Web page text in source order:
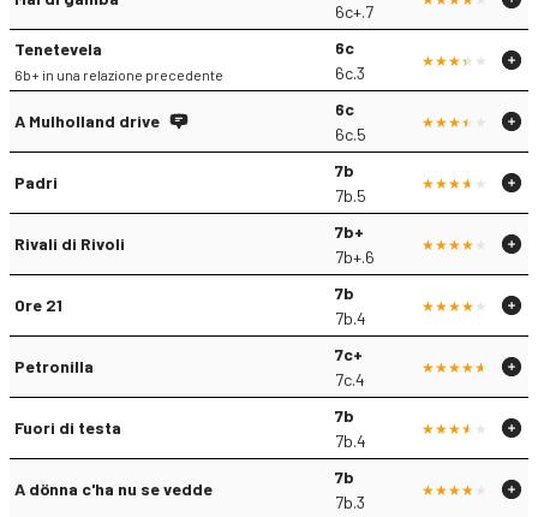
6c+.7
Tenetevela
6b+ in una relazione precedente
6c
6c.3
A Mulholland drive
6c
6c.5
Padri
7b
7b.5
Rivali di Rivoli
7b+
7b+.6
Ore 21
7b
7b.4
Petronilla
7c+
7c.4
Fuori di testa
7b
7b.4
A dönna c'ha nu se vedde
7b
7b.3